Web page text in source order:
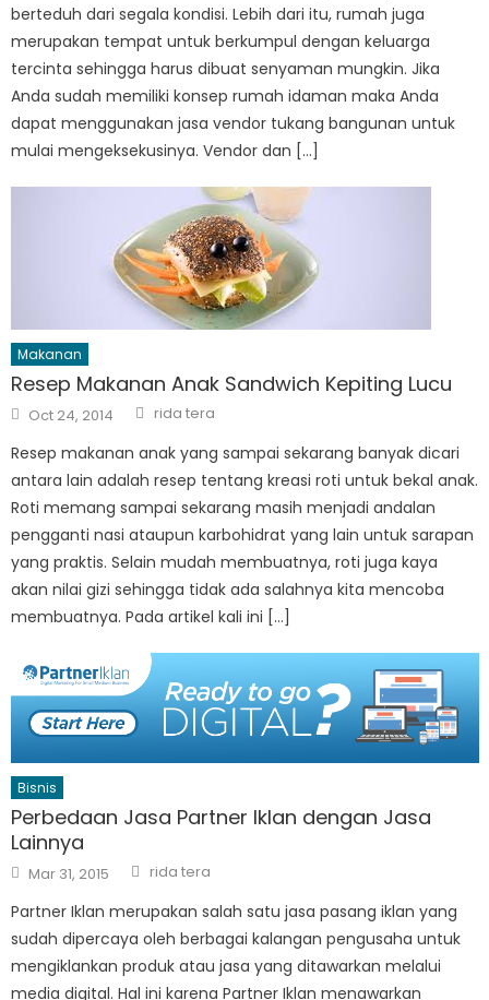
berteduh dari segala kondisi. Lebih dari itu, rumah juga
merupakan tempat untuk berkumpul dengan keluarga
tercinta sehingga harus dibuat senyaman mungkin. Jika
Anda sudah memiliki konsep rumah idaman maka Anda
dapat menggunakan jasa vendor tukang bangunan untuk
mulai mengeksekusinya. Vendor dan […]
Makanan
Resep Makanan Anak Sandwich Kepiting Lucu
Posted
on
Oct 24, 2014 Author
rida tera
Resep makanan anak yang sampai sekarang banyak dicari
antara lain adalah resep tentang kreasi roti untuk bekal anak.
Roti memang sampai sekarang masih menjadi andalan
pengganti nasi ataupun karbohidrat yang lain untuk sarapan
yang praktis. Selain mudah membuatnya, roti juga kaya
akan nilai gizi sehingga tidak ada salahnya kita mencoba
membuatnya. Pada artikel kali ini […]
Bisnis
Perbedaan Jasa Partner Iklan dengan Jasa
Lainnya
Posted
on
Mar 31, 2015 Author
rida tera
Partner Iklan merupakan salah satu jasa pasang iklan yang
sudah dipercaya oleh berbagai kalangan pengusaha untuk
mengiklankan produk atau jasa yang ditawarkan melalui
media digital. Hal ini karena Partner Iklan menawarkan